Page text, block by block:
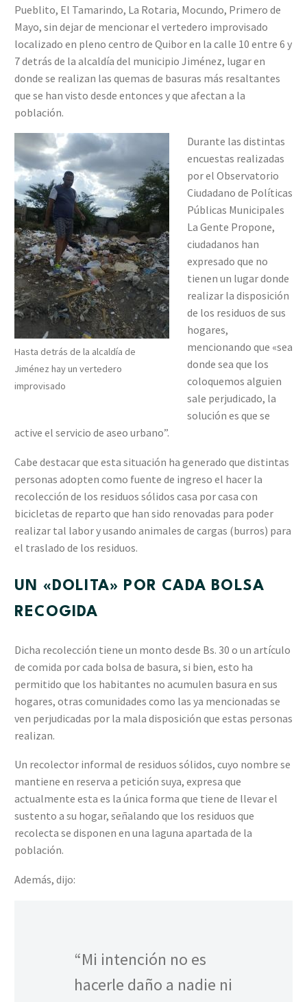
Pueblito, El Tamarindo, La Rotaria, Mocundo, Primero de
Mayo, sin dejar de mencionar el vertedero improvisado
localizado en pleno centro de Quibor en la calle 10 entre 6 y
7 detrás de la alcaldía del municipio Jiménez, lugar en
donde se realizan las quemas de basuras más resaltantes
que se han visto desde entonces y que afectan a la
población.
Hasta detrás de la alcaldía de
Jiménez hay un vertedero
improvisado
Durante las distintas
encuestas realizadas
por el Observatorio
Ciudadano de Políticas
Públicas Municipales
La Gente Propone,
ciudadanos han
expresado que no
tienen un lugar donde
realizar la disposición
de los residuos de sus
hogares,
mencionando que «sea
donde sea que los
coloquemos alguien
sale perjudicado, la
solución es que se
active el servicio de aseo urbano”.
Cabe destacar que esta situación ha generado que distintas
personas adopten como fuente de ingreso el hacer la
recolección de los residuos sólidos casa por casa con
bicicletas de reparto que han sido renovadas para poder
realizar tal labor y usando animales de cargas (burros) para
el traslado de los residuos.
UN «DOLITA» POR CADA BOLSA
RECOGIDA
Dicha recolección tiene un monto desde Bs. 30 o un artículo
de comida por cada bolsa de basura, si bien, esto ha
permitido que los habitantes no acumulen basura en sus
hogares, otras comunidades como las ya mencionadas se
ven perjudicadas por la mala disposición que estas personas
realizan.
Un recolector informal de residuos sólidos, cuyo nombre se
mantiene en reserva a petición suya, expresa que
actualmente esta es la única forma que tiene de llevar el
sustento a su hogar, señalando que los residuos que
recolecta se disponen en una laguna apartada de la
población.
Además, dijo:
“Mi intención no es
hacerle daño a nadie ni